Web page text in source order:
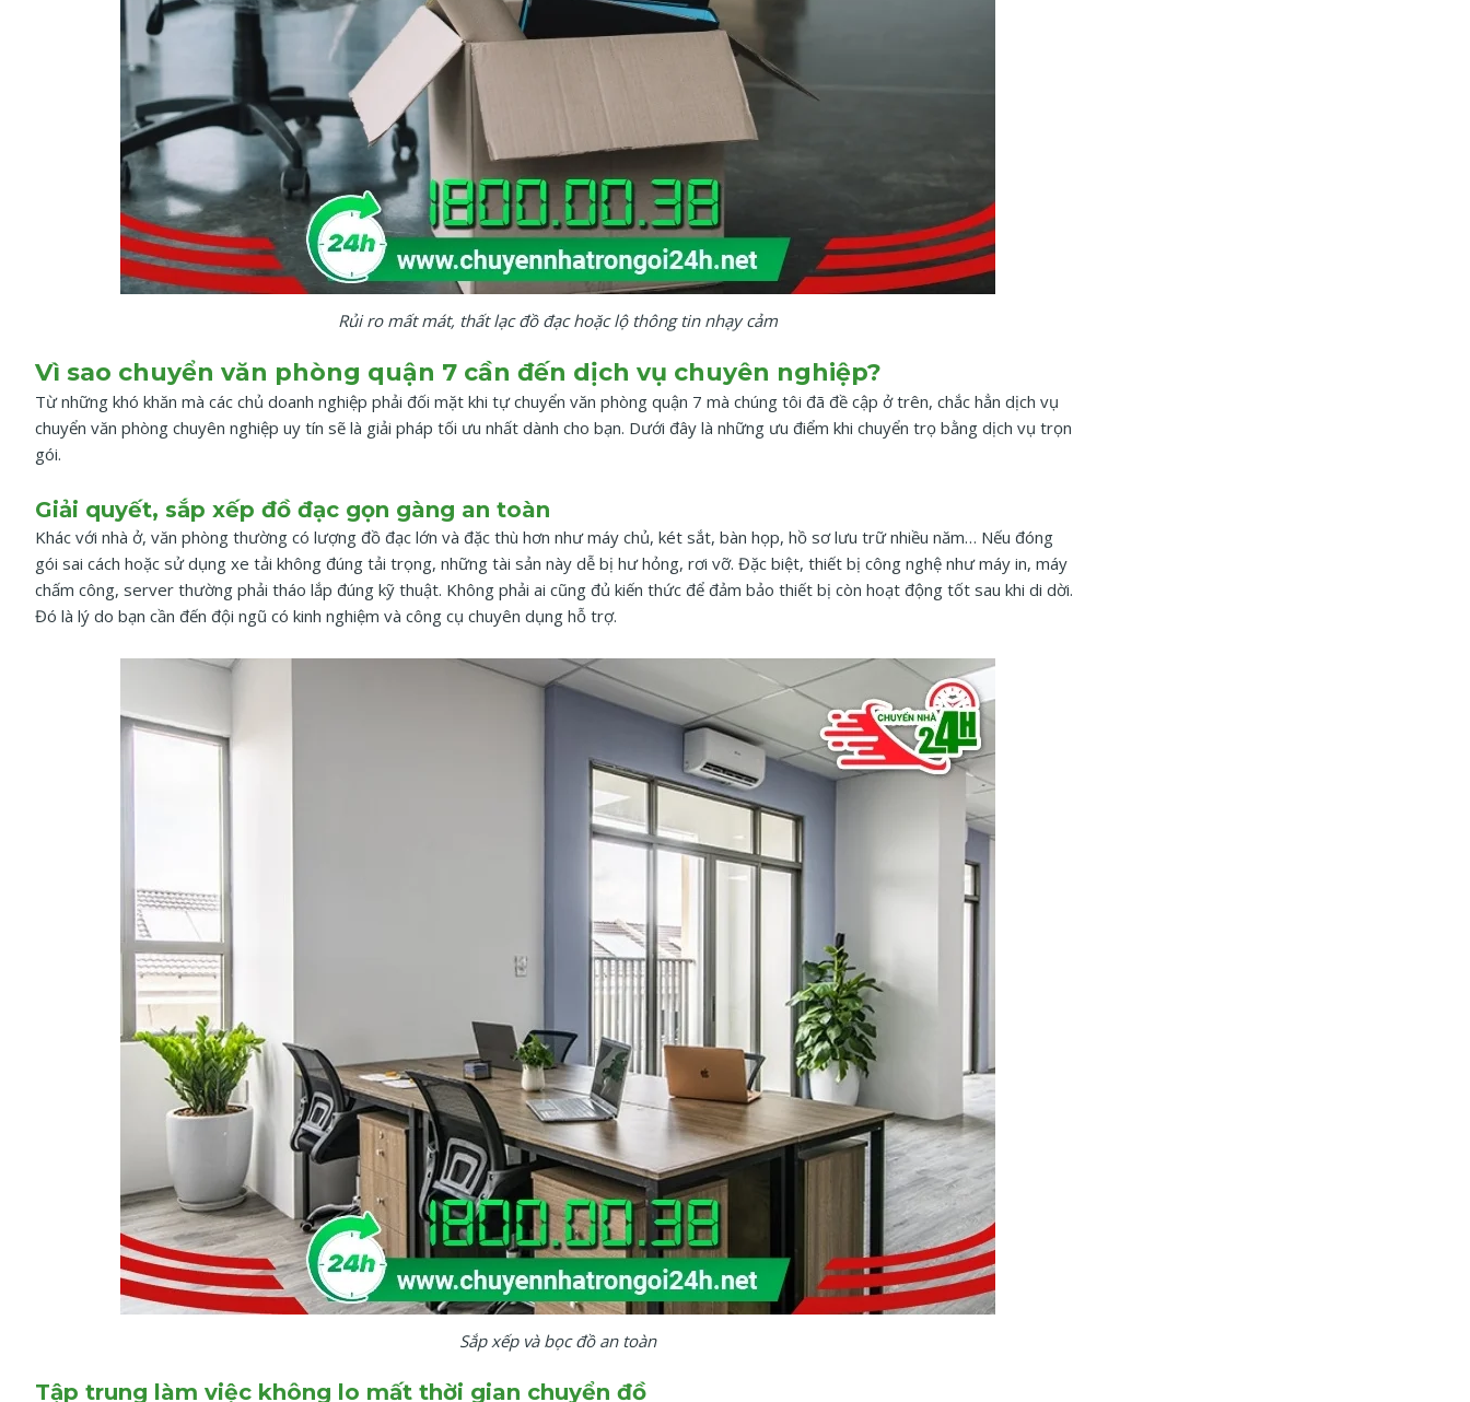
Rủi ro mất mát, thất lạc đồ đạc hoặc lộ thông tin nhạy cảm
Vì sao chuyển văn phòng quận 7 cần đến dịch vụ chuyên nghiệp?
Từ những khó khăn mà các chủ doanh nghiệp phải đối mặt khi tự chuyển văn phòng quận 7 mà chúng tôi đã đề cập ở trên, chắc hẳn dịch vụ
chuyển văn phòng chuyên nghiệp uy tín sẽ là giải pháp tối ưu nhất dành cho bạn. Dưới đây là những ưu điểm khi chuyển trọ bằng dịch vụ trọn
gói.
Giải quyết, sắp xếp đồ đạc gọn gàng an toàn
Khác với nhà ở, văn phòng thường có lượng đồ đạc lớn và đặc thù hơn như máy chủ, két sắt, bàn họp, hồ sơ lưu trữ nhiều năm… Nếu đóng
gói sai cách hoặc sử dụng xe tải không đúng tải trọng, những tài sản này dễ bị hư hỏng, rơi vỡ. Đặc biệt, thiết bị công nghệ như máy in, máy
chấm công, server thường phải tháo lắp đúng kỹ thuật. Không phải ai cũng đủ kiến thức để đảm bảo thiết bị còn hoạt động tốt sau khi di dời.
Đó là lý do bạn cần đến đội ngũ có kinh nghiệm và công cụ chuyên dụng hỗ trợ.
Sắp xếp và bọc đồ an toàn
Tập trung làm việc không lo mất thời gian chuyển đồ